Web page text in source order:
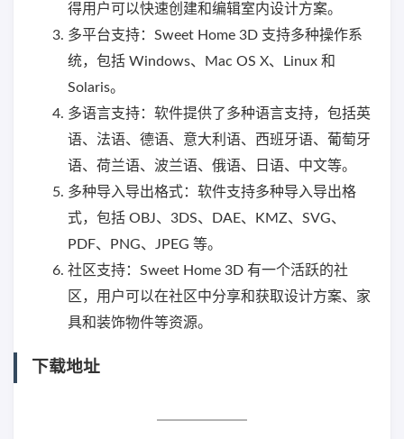
得用户可以快速创建和编辑室内设计方案。
多平台支持：Sweet Home 3D 支持多种操作系
统，包括 Windows、Mac OS X、Linux 和
Solaris。
多语言支持：软件提供了多种语言支持，包括英
语、法语、德语、意大利语、西班牙语、葡萄牙
语、荷兰语、波兰语、俄语、日语、中文等。
多种导入导出格式：软件支持多种导入导出格
式，包括 OBJ、3DS、DAE、KMZ、SVG、
PDF、PNG、JPEG 等。
社区支持：Sweet Home 3D 有一个活跃的社
区，用户可以在社区中分享和获取设计方案、家
具和装饰物件等资源。
下载地址